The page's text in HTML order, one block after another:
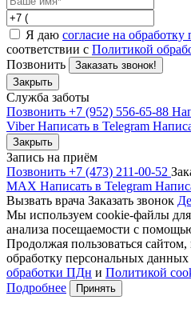
Я даю согласие на
соответствии с Политикой
Позвонить
Заказать звонок!
Закрыть
Служба заботы
Позвонить +7 (952) 556-65-88
ViberНаписать в Telegram
Закрыть
Запись на приём
Позвонить +7 (473) 211-00-52
MAX Написать в Telegram
Вызвать врача Заказать звонок
Мы используем cookie-файлы
анализа посещаемости с
Продолжая пользоваться сайтом,
обработку персональных данных
обработки ПДн и Политикой
Подробнее
Принять